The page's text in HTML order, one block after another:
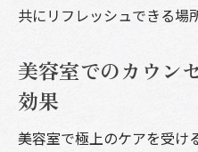
堺市の美容室での
共にリフレッシュできる場
美容室でのカウン
効果
美容室で極上のケアを受け